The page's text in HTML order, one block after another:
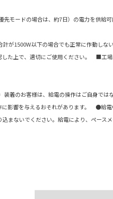
モードの場合は、約7日）の電力を供給可
が1500W以下の場合でも正常に作動し
た上で、適切にご使用ください。 ■工
着のお客様は、給電の操作はご自身で
影響を与えるおそれがあります。 ●給
ないでください。給電により、ペースメ